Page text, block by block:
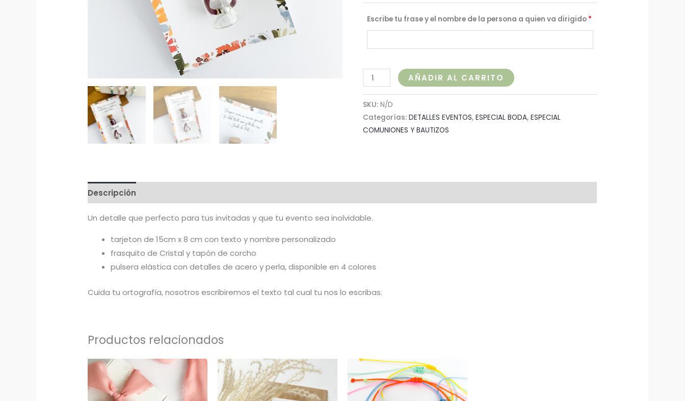
Escribe tu frase y el nombre de la persona a quien va dirigido *
AÑADIR AL CARRITO
SKU: N/D
Categorías: DETALLES EVENTOS, ESPECIAL BODA, ESPECIAL
COMUNIONES Y BAUTIZOS
Descripción
Un detalle que perfecto para tus invitadas y que tu evento sea inolvidable.
tarjeton de 15cm x 8 cm con texto y nombre personalizado
frasquito de Cristal y tapón de corcho
pulsera elástica con detalles de acero y perla, disponible en 4 colores
Cuida tu ortografía, nosotros escribiremos el texto tal cual tu nos lo escribas.
Productos relacionados